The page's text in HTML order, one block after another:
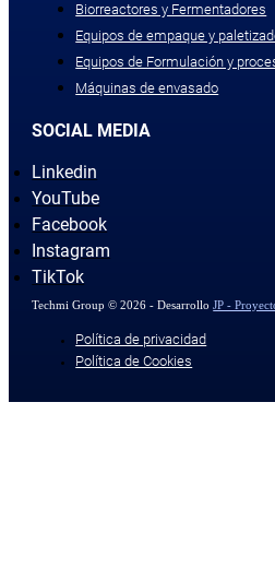
Biorreactores y Fermentadores
Equipos de empaque y
Equipos de Formulación y
Máquinas de envasado
SOCIAL MEDIA
Linkedin
YouTube
Facebook
Instagram
TikTok
Techmi Group © 2026 - DesarrolloJP -
Política de privacidad
Política de Cookies